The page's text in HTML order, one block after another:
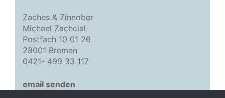
Zaches & Zinnober
Michael Zachcial
Postfach 10 01 26
28001 Bremen
0421- 499 33 117
email senden